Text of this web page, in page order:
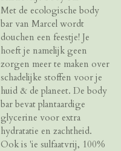
Met de ecologische body
bar van Marcel wordt
douchen een feestje! Je
hoeft je namelijk geen
zorgen meer te maken over
schadelijke stoffen voor je
huid & de planeet. De body
bar bevat plantaardige
glycerine voor extra
hydratatie en zachtheid.
Ook is 'ie sulfaatvrij, 100%